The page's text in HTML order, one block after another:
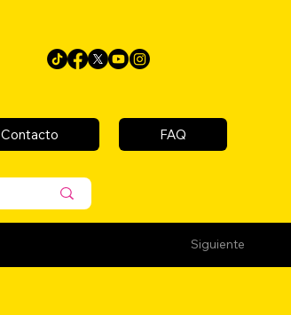
Contacto FAQ
Siguiente